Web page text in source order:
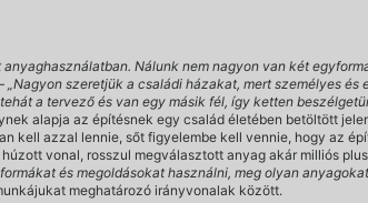
Nálunk nem nagyon van két
„Nagyon szeretjük a családi házakat, mert személyes és
a tervező és van egy másik fél, így ketten
alapja az építésnek egy család életében betöltött
kell azzal lennie, sőt figyelembe kell vennie, hogy az
vonal, rosszul megválasztott anyag akár milliós
és megoldásokat használni, meg olyan
meghatározó irányvonalak között.